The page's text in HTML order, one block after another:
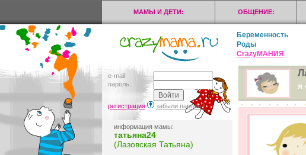
МАМЫ И ДЕТИ: ОБЩЕНИЕ:
Беременность
Роды
CrazyМАНИЯ
e-mail:
пароль:
регистрация забыли пароль?
информация мамы:
татьяна24
(Лазовская Татьяна)
я